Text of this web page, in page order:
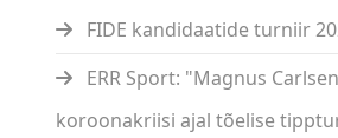
FIDE kandidaatide turniir
ERR Sport: "Magnus
koroonakriisi ajal tõelise